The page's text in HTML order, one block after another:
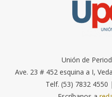
Unión de
Ave. 23 # 452 esquina a I,
Telf. (53) 7832 4550